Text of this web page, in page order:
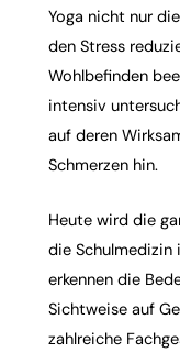
Yoga nicht nur
den Stress
Wohlbefinden
intensiv
auf deren
Schmerzen hin.
Heute wird die
die Schulmedizin
erkennen die
Sichtweise auf
zahlreiche